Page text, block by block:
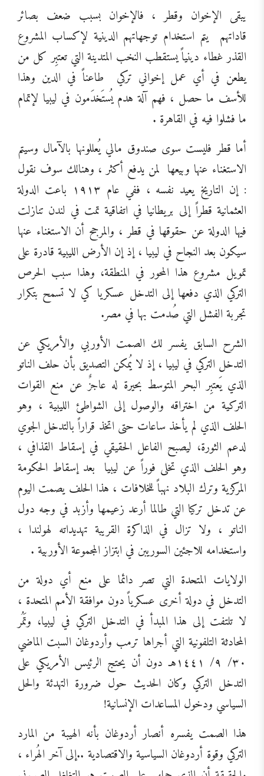
يبقى الإخوان وقطر ، فالإخوان بسبب ضعف بصائر
قاداتهم يتم استخدام توجهاتهم الدينية لإكساب المشروع
القذر غطاء دينياً يستقطب النخب المتدينة التي تعتبِر كل من
يطعن في أي عمل إخواني تركي طاعناً في الدين وهذا
للأسف ما حصل ، فهم آلة هدم يُستَخدَمون في ليبيا لإتمام
ما فشلوا فيه في القاهرة .
أما قطر فليست سوى صندوق مالي يُعللونها بالآمال وسيتم
الاستغناء عنها وبيعها لمن يدفع أكثر ، وهنالك سوف نقول
: إن التاريخ يعيد نفسه ، ففي عام ١٩١٣ باعت الدولة
العثمانية قطراً إلى بريطانيا في اتفاقية تمت في لندن تنازلت
فيها الدولة عن حقوقها في قطر ، والمرجح أن الاستغناء عنها
سيكون بعد النجاح في ليبيا ، إذ إن الأرض الليبية قادرة على
تمويل مشروع هذا المحور في المنطقة، وهذا سبب الحرص
التركي الذي دفعها إلى التدخل عسكريا كي لا تسمح بتكرار
تجربة الفشل التي صُدمت بها في مصر.
الشرح السابق يفسر لك الصمت الأوربي والأمريكي عن
التدخل التركي في ليبيا ، إذ لا يُمكن التصديق بأن حلف الناتو
الذي يَعتبِر البحر المتوسط بحيرة له عاجزٌ عن منع القوات
التركية من اختراقه والوصول إلى الشواطئ الليبية ، وهو
الحلف الذي لم يأخذ ساعات حتى اتخذ قراراً بالتدخل الجوي
لدعم الثورة، ليصبح الفاعل الحقيقي في إسقاط القذافي ،
وهو الحلف الذي تخلى فوراً عن ليبيا بعد إسقاط الحكومة
المركزية وترك البلاد نهباً للخلافات ، هذا الحلف يصمت اليوم
عن تدخل تركيا التي طالما أرعد زعيمها وأزبد في وجه دول
الناتو ، ولا تزال في الذاكرة القريبة تهديداته لهولندا ،
واستخدامه للاجئين السوريبن في ابتزاز المجموعة الأوربية .
الولايات المتحدة التي تصر دائما على منع أي دولة من
التدخل في دولة أخرى عسكرياً دون موافقة الأمم المتحدة ،
لا تلتفت إلى هذا المبدأ في التدخل التركي في ليبيا، وتَمُر
المحادثة التلفونية التي أجراها ترمب وأردوغان السبت الماضي
٣٠/ ٩/ ١٤٤١هـ دون أن يحتج الرئيس الأمريكي على
التدخل التركي وكان الحديث حول ضرورة التهدئة والحل
السياسي ودخول المساعدات الإنسانية!
هذا الصمت يفسره أنصار أردوغان بأنه الهيبة من المارد
التركي وقوة أردوغان السياسية والاقتصادية ..إلى آخر الهُراء ،